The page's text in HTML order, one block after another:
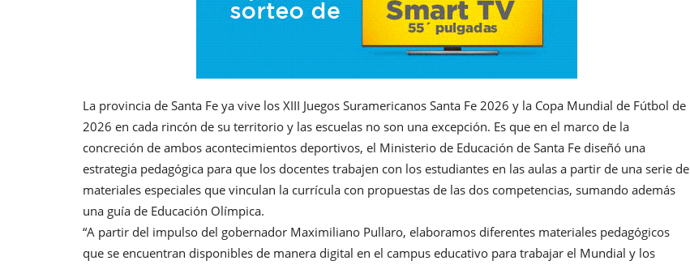
La provincia de Santa Fe ya vive los XIII Juegos Suramericanos Santa Fe 2026 y la Copa Mundial de Fútbol de
2026 en cada rincón de su territorio y las escuelas no son una excepción. Es que en el marco de la
concreción de ambos acontecimientos deportivos, el Ministerio de Educación de Santa Fe diseñó una
estrategia pedagógica para que los docentes trabajen con los estudiantes en las aulas a partir de una serie de
materiales especiales que vinculan la currícula con propuestas de las dos competencias, sumando además
una guía de Educación Olímpica.
“A partir del impulso del gobernador Maximiliano Pullaro, elaboramos diferentes materiales pedagógicos
que se encuentran disponibles de manera digital en el campus educativo para trabajar el Mundial y los